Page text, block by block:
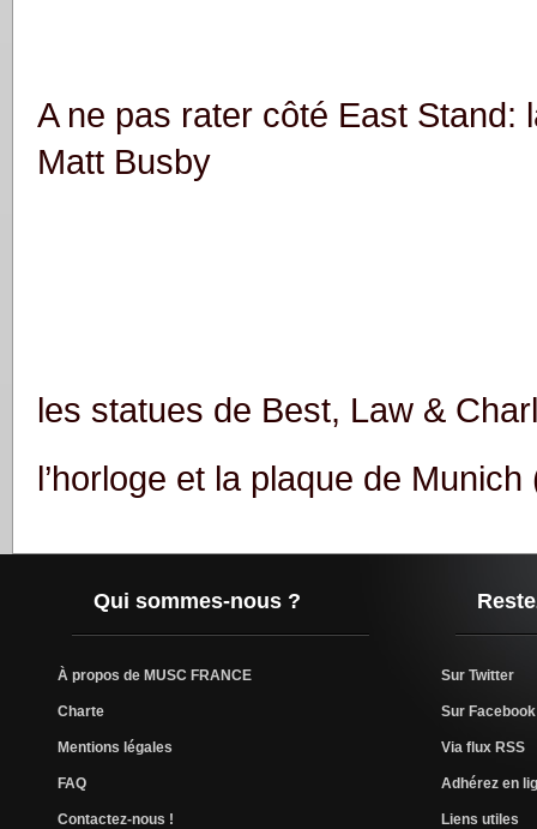
A ne pas rater côté East Stand:
Matt Busby
les statues de Best, Law &
l’horloge et la plaque de Munich
Qui sommes-nous ?
À propos de MUSC FRANCE
Charte
Mentions légales
FAQ
Contactez-nous !
Sur Twitter
Sur Facebook
Via flux RSS
Adhérez en
Liens utiles